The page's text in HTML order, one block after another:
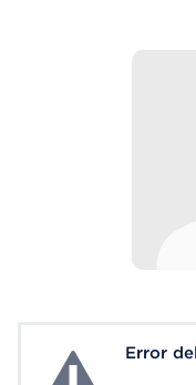
System Error
Error